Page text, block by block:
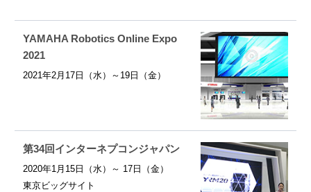
YAMAHA Robotics Online Expo
2021
2021年2月17日（水）～19日（金）
第34回インターネプコンジャパン
2020年1月15日（水）～ 17日（金）
東京ビッグサイト